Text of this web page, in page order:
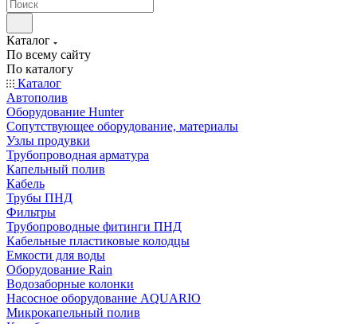
Каталог
По всему сайту
По каталогу
Каталог
Автополив
Оборудование Hunter
Сопутствующее оборудование, материалы
Узлы продувки
Трубопроводная арматура
Капельный полив
Кабель
Трубы ПНД
Фильтры
Трубопроводные фитинги ПНД
Кабельные пластиковые колодцы
Емкости для воды
Оборудование Rain
Водозаборные колонки
Насосное оборудование AQUARIO
Микрокапельный полив